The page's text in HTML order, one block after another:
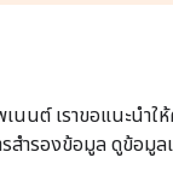
นนต์ เราขอแนะนำ
สำรองข้อมูล ดูข้อมูล